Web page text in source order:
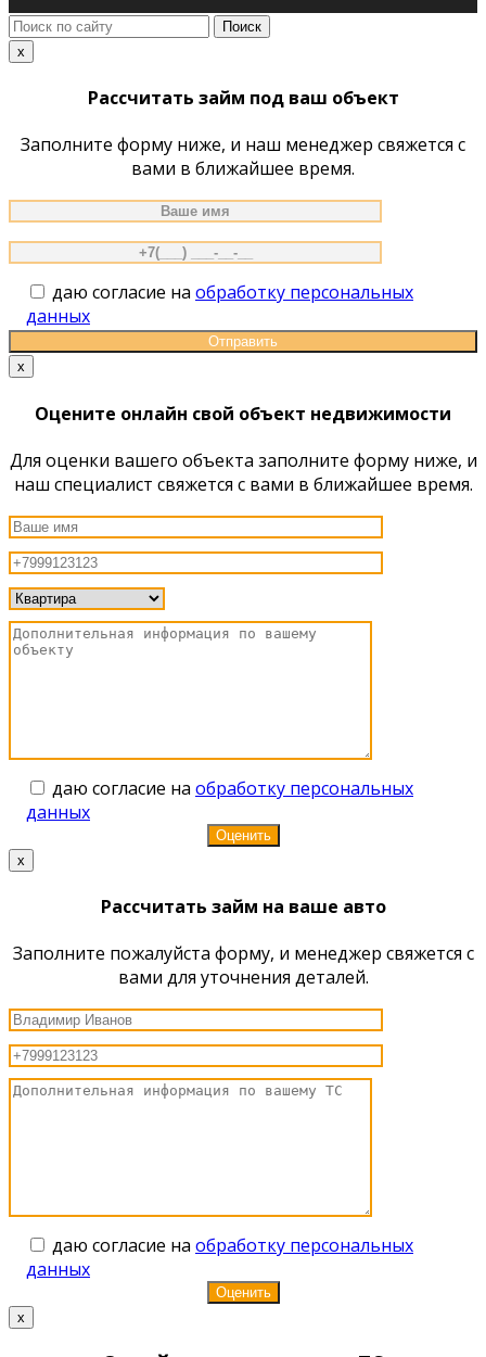
Поиск
по
x
Рассчитать займ под ваш объект
Заполните форму ниже, и наш менеджер свяжется с
вами в ближайшее время.
даю согласие на обработку персональных
данных
x
Оцените онлайн свой объект недвижимости
Для оценки вашего объекта заполните форму ниже, и
наш специалист свяжется с вами в ближайшее время.
даю согласие на обработку персональных
данных
x
Рассчитать займ на ваше авто
Заполните пожалуйста форму, и менеджер свяжется с
вами для уточнения деталей.
даю согласие на обработку персональных
данных
x